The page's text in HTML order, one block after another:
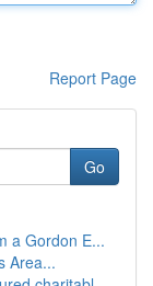
Report Page
Go
a Gordon E...
Area...